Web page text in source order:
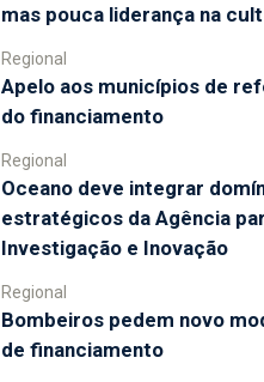
mas pouca liderança na
Regional
Apelo aos municípios de
do financiamento
Regional
Oceano deve integrar
estratégicos da Agência
Investigação e Inovação
Regional
Bombeiros pedem novo
de financiamento